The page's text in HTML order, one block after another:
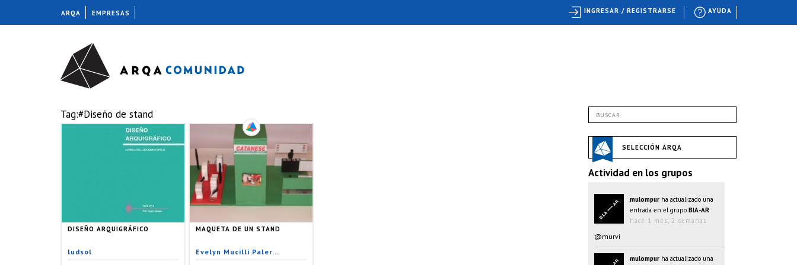
Tag:#Diseño de stand
DISEÑO ARQUIGRÁFICO
ludsol
MAQUETA DE UN STAND
Evelyn Mucilli Paler...
SELECCIÓN ARQA
Actividad en los grupos
mulompur ha actualizado una
entrada en el grupo BIA-AR
hace 1 mes, 2 semanas
@murvi
mulompur ha actualizado una
ARQA EMPRESAS AYUDA
INGRESAR / REGISTRARSE